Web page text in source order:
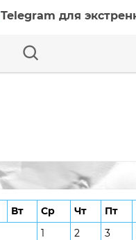
Telegram для
Вт Ср Чт Пт
1
2 3